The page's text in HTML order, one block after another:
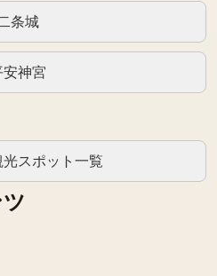
条城
安神宮
スポット一覧